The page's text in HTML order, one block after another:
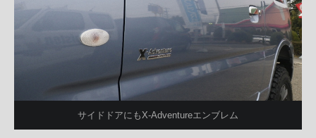
サイドドアにもX-Adventureエンブレム